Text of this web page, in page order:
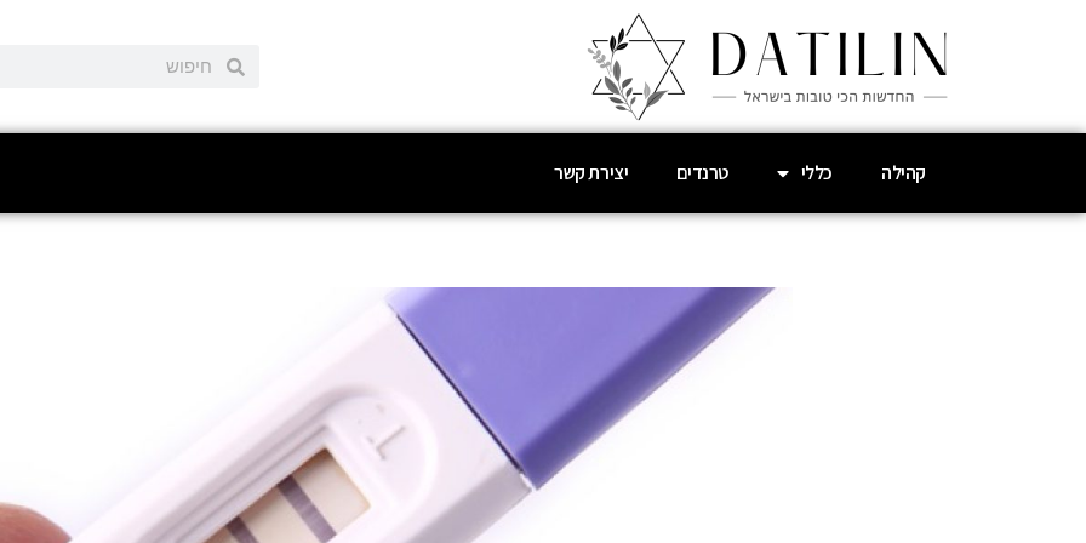
קהילה כללי טרנדים יצירת קשר